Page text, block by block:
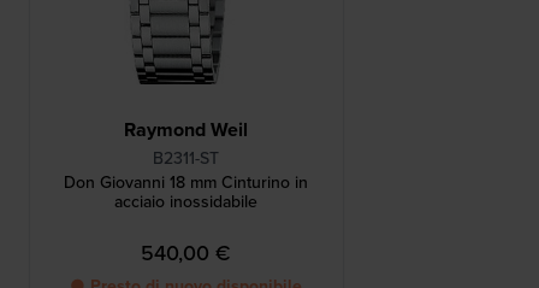
Raymond Weil
B2311-ST
Don Giovanni 18 mm Cinturino in
acciaio inossidabile
540,00 €